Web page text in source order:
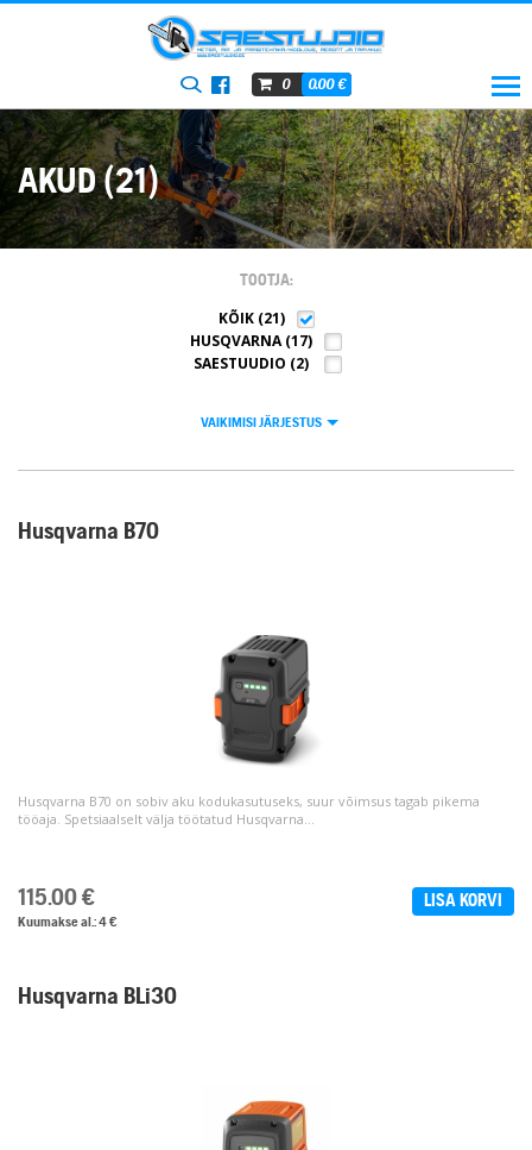
0 0.00€
AKUD (21)
KÕIK (21)
TOOTJA
HUSQVARNA (17)
SAESTUUDIO (2)
VAIKIMISI JÄRJESTUS
Husqvarna B70
Husqvarna B70 on sobiv aku kodukasutuseks, suur võimsus tagab pikema
tööaja. Spetsiaalselt välja töötatud Husqvarna...
115.00 € LISA KORVI
Kuumakse al.: 4 €
Husqvarna BLi30